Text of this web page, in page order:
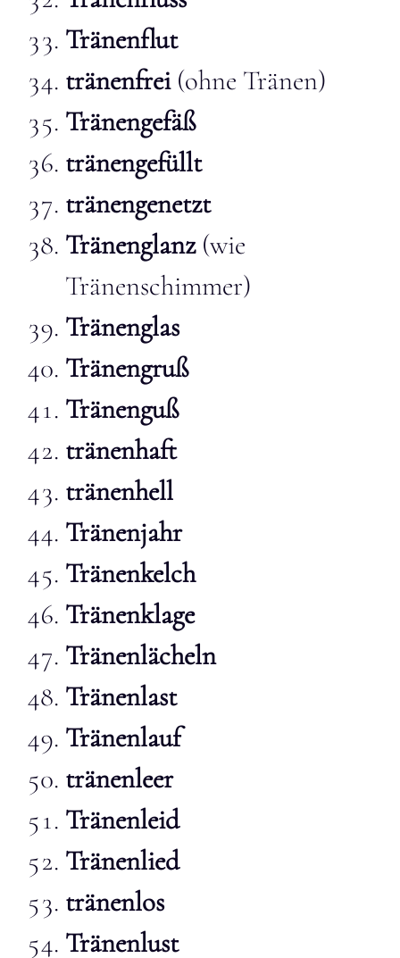
Tränenflut
tränenfrei(ohne Tränen)
Tränengefäß
tränengefüllt
tränengenetzt
Tränenglanz(wie
Tränenschimmer)
Tränenglas
Tränengruß
Tränenguß
tränenhaft
tränenhell
Tränenjahr
Tränenkelch
Tränenklage
Tränenlächeln
Tränenlast
Tränenlauf
tränenleer
Tränenleid
Tränenlied
tränenlos
Tränenlust